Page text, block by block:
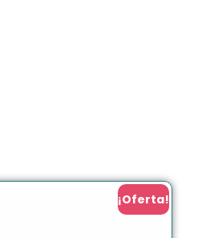
¡Oferta!